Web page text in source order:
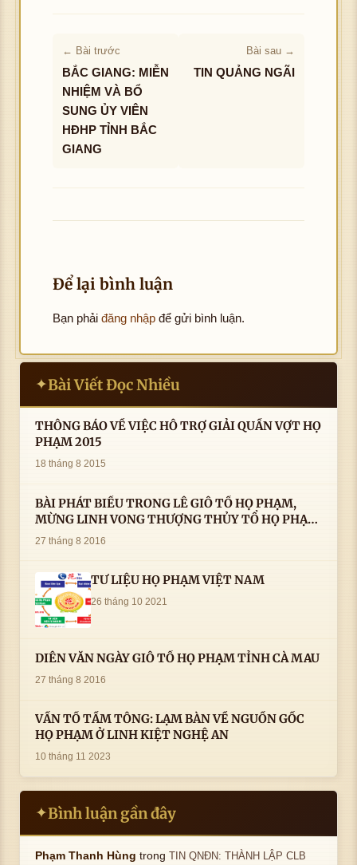
ảnh
← Bài trước
BẮC GIANG: MIỄN
NHIỆM VÀ BỔ
SUNG ỦY VIÊN
HĐHP TỈNH BẮC
GIANG
Bài sau →
TIN QUẢNG NGÃI
Để lại bình luận
Bạn phải đăng nhập để gửi bình luận.
✦Bài Viết Đọc Nhiều
THÔNG BÁO VỀ VIỆC HỖ TRỢ GIẢI QUẦN VỢT HỌ
PHẠM 2015
18 tháng 8 2015
BÀI PHÁT BIỂU TRONG LÊ GIỖ TỔ HỌ PHẠM,
MỪNG LINH VONG THƯỢNG THỦY TỔ HỌ PHẠM
AN VỊ TAI CÀ MAU- ( 22/8/2016) CỦA LS.TS.NV.
27 tháng 8 2016
TƯ LIỆU HỌ PHẠM VIỆT NAM
26 tháng 10 2021
DIỄN VĂN NGÀY GIỖ TỔ HỌ PHẠM TỈNH CÀ MAU
27 tháng 8 2016
VẤN TỔ TẦM TÔNG: LẠM BÀN VỀ NGUỒN GỐC
HỌ PHẠM Ở LINH KIỆT NGHỆ AN
10 tháng 11 2023
✦Bình luận gần đây
Phạm Thanh Hùng trongTIN QNĐN: THÀNH LẬP CLB